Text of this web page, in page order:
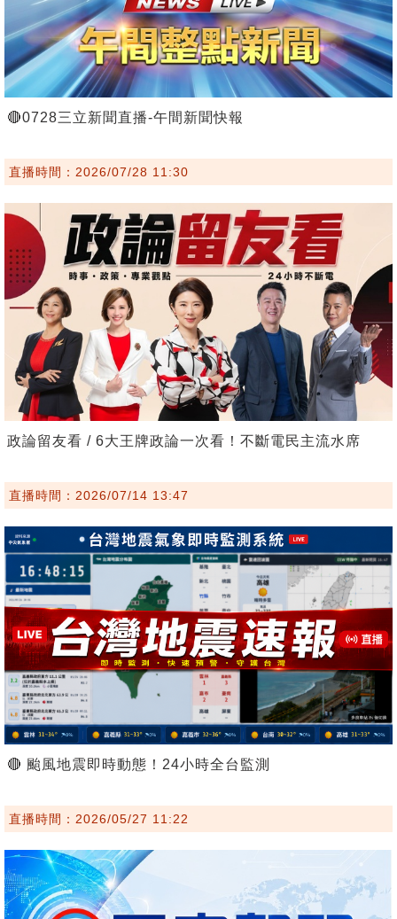
🔴0728三立新聞直播-午間新聞快報
直播時間：2026/07/28 11:30
政論留友看 / 6大王牌政論一次看！不斷電民主流水席
直播時間：2026/07/14 13:47
🔴 颱風地震即時動態！24小時全台監測
直播時間：2026/05/27 11:22